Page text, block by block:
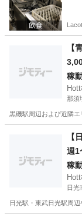
【
稼
那須
黒磯駅周辺および近隣
那須塩原市【
週1
稼
日光
日光駅・東武日光駅周